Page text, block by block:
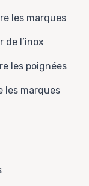
les marques
de l’inox
les poignées
les marques